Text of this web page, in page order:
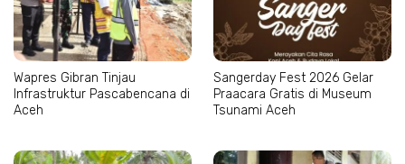
Wapres Gibran Tinjau
Infrastruktur Pascabencana di
Aceh
Sangerday Fest 2026 Gelar
Praacara Gratis di Museum
Tsunami Aceh